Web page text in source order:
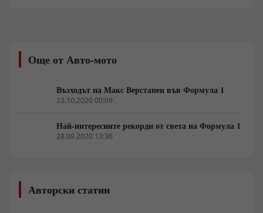
повратната точка не са 60-те години, а конкретно
1970 г. Тогава четири британски формации формират
недостижим за американската индустрия.
Още от Авто-мото
Възходът на Макс Верстапен във Формула 1
23.10.2020 00:09
Най-интересните рекорди от света на Формула 1
28.09.2020 13:36
Авторски статии